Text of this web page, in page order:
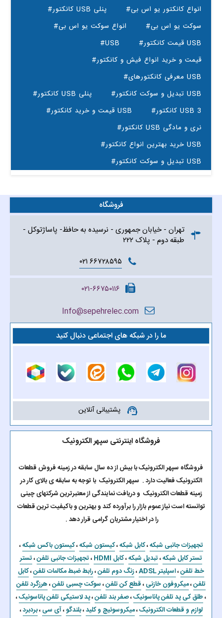
#انواع کانکتور یو اس بی
#کانکتور USB پنلی
#سوکت یو اس بی
#انواع سوکت یو اس بی
#قیمت کانکتور USB
#USB
#قیمت و خرید انواع فیش و کانکتور
#معرفی کانکتورهای USB
#تبدیل و سوکت کانکتور USB
#کانکتور USB پنلی
#کانکتور USB 3
#قیمت و خرید کانکتور USB
#کانکتور USB نری و مادگی
#خرید بهترین انواع کانکتور USB
#تبدیل و سوکت کانکتور USB
فروشگاه
تهران - خیابان جمهوری - نرسیده به حافظ- پاساژتوکل -
طبقه دوم - پلاک ۲۲۲
۶۶۷۲۸۵۹۵ ۰۲۱
۰۲۱-۶۶۷۵۰۱۱۶
Info@sepehrelec.com
ما را در شبکه های اجتماعی دنبال کنید
support_agent پشتیبانی آنلاین
فروشگاه اینترنتی سپهر الکترونیک
فروشگاه سپهر الکترونیک با بیش از ده سال سابقه در زمینه فروش قطعات
الکترونیک فعالیت دارد . سپهر الکترونیک با توجه به سابقه ی بالای کار در
زمینه قطعات الکترونیک و دریافت نمایندگی از معتبرترین شرکتهای چینی
توانسته است نیاز عموم بازار را برآورده کند و بهترین و باکیفیت ترین قطعات
را در اختیار مشتریان گرامی قرار دهد .
تجهیزات جانبی شبکه،کابل شبکه،کیستون شبکه،کیستون باکس شبکه،
تستر کابل شبکه،تبدیل شبکه،کابل HDMI ،تجهیزات جانبی تلفن،تستر
خط تلفن،اسپلیتر ADSL ،زنگ دوم تلفن،رابط ضبط مکالمات تلفن،کابل
تلفن،میکروفون خازنی،قطع کن تلفن،سوکت چسبی تلفن،هرزگرد تلفن
،طلق کی پد تلفن پاناسونیک،صفر بند تلفن،پد لاستیکی تلفن پاناسونیک،
لوازم و قطعات الکترونیک،میکروسوئیچ و کلید،بلندگو،آی سی،بردبرد،